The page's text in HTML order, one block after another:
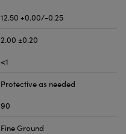
12.50 +0.00/-0.25
2.00 ±0.20
<1
Protective as needed
90
Fine Ground